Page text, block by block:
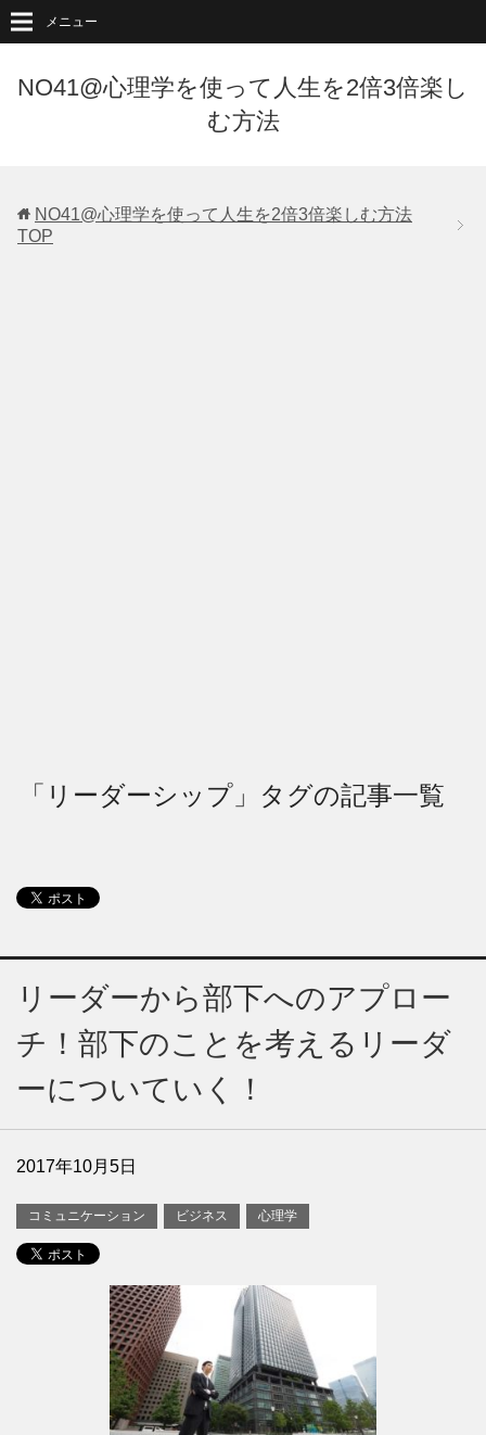
NO41@心理学を使って人生を2倍3倍楽し
む方法
メニュー
NO41@心理学を使って人生を2倍3倍楽しむ方法
TOP
「リーダーシップ」タグの記事一覧
リーダーから部下へのアプロー
チ！部下のことを考えるリーダ
ーについていく！
2017年10月5日
コミュニケーション ビジネス 心理学